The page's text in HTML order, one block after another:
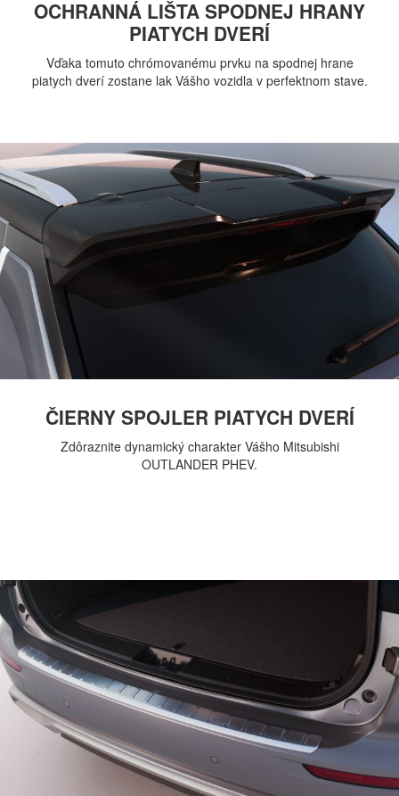
OCHRANNÁ LIŠTA SPODNEJ HRANY
PIATYCH DVERÍ
Vďaka tomuto chrómovanému prvku na spodnej hrane
piatych dverí zostane lak Vášho vozidla v perfektnom stave.
ČIERNY SPOJLER PIATYCH DVERÍ
Zdôraznite dynamický charakter Vášho Mitsubishi
OUTLANDER PHEV.